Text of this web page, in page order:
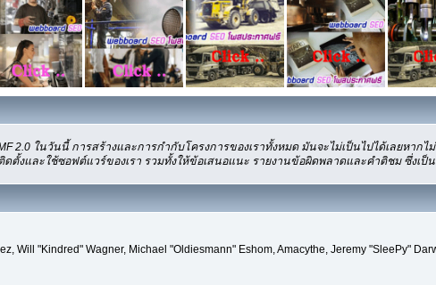
2.0 ในวันนี้ การสร้างและการกำกับโครงการของเราทั้งหมด มันจะไม่เป็นไปได้เลยหากไ
ดตั้งและใช้ซอฟต์แวร์ของเรา รวมทั้งให้ข้อเสนอแนะ รายงานข้อผิดพลาดและคำติชม ซึ่งเป็
Will "Kindred" Wagner, Michael "Oldiesmann" Eshom, Amacythe, Jeremy "SleePy"